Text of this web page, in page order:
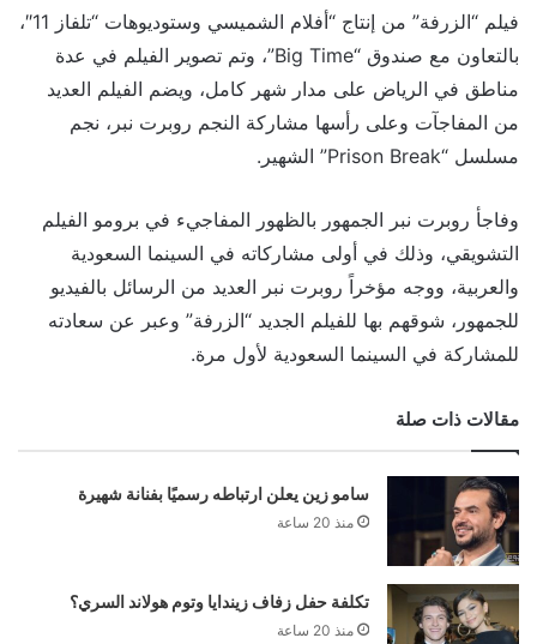
فيلم “الزرفة” من إنتاج “أفلام الشميسي وستوديوهات “تلفاز 11″،
بالتعاون مع صندوق “Big Time”، وتم تصوير الفيلم في عدة
مناطق في الرياض على مدار شهر كامل، ويضم الفيلم العديد
من المفاجآت وعلى رأسها مشاركة النجم روبرت نبر، نجم
مسلسل “Prison Break” الشهير.
وفاجأ روبرت نبر الجمهور بالظهور المفاجيء في برومو الفيلم
التشويقي، وذلك في أولى مشاركاته في السينما السعودية
والعربية، ووجه مؤخراً روبرت نبر العديد من الرسائل بالفيديو
للجمهور، شوقهم بها للفيلم الجديد “الزرفة” وعبر عن سعادته
للمشاركة في السينما السعودية لأول مرة.
مقالات ذات صلة
سامو زين يعلن ارتباطه رسميًا بفنانة شهيرة
منذ 20 ساعة
تكلفة حفل زفاف زيندايا وتوم هولاند السري؟
منذ 20 ساعة